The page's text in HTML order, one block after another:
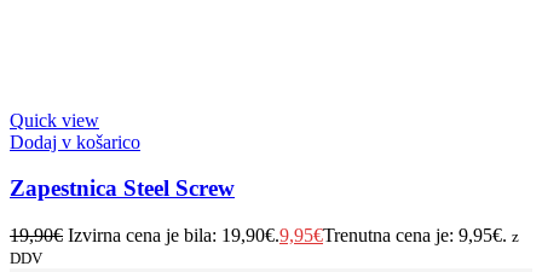
Quick view
Dodaj v košarico
Zapestnica Steel Screw
19,90€ Izvirna cena je bila: 19,90€.9,95€Trenutna cena je: 9,95€. z
DDV